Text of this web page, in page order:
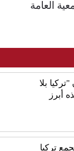
العامة
بلا
أبرز
تركيا